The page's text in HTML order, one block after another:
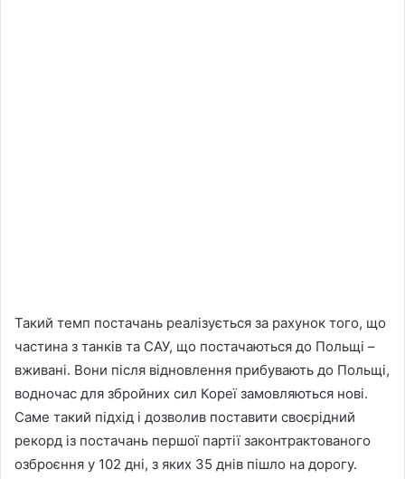
Такий темп постачань реалізується за рахунок того, що
частина з танків та САУ, що постачаються до Польщі –
вживані. Вони після відновлення прибувають до Польщі,
водночас для збройних сил Кореї замовляються нові.
Саме такий підхід і дозволив поставити своєрідний
рекорд із постачань першої партії законтрактованого
озброєння у 102 дні, з яких 35 днів пішло на дорогу.